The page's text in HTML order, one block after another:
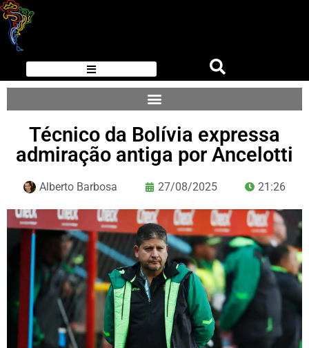
Técnico da Bolívia expressa
admiração antiga por Ancelotti
Alberto Barbosa 27/08/2025 21:26